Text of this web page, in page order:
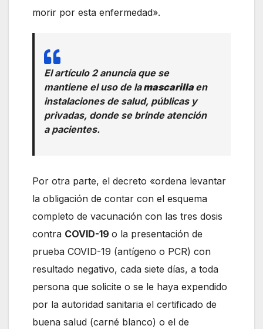
morir por esta enfermedad».
El artículo 2 anuncia que se
mantiene el uso de lamascarillaen
instalaciones de salud, públicas y
privadas, donde se brinde atención
a pacientes.
Por otra parte, el decreto «ordena levantar
la obligación de contar con el esquema
completo de vacunación con las tres dosis
contra COVID-19 o la presentación de
prueba COVID-19 (antígeno o PCR) con
resultado negativo, cada siete días, a toda
persona que solicite o se le haya expendido
por la autoridad sanitaria el certificado de
buena salud (carné blanco) o el de